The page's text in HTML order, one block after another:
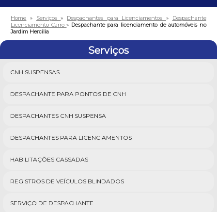
Home » Serviços» Despachantes para Licenciamentos » Despachante
Licenciamento Carro» Despachante para licenciamento de automóveis no
Jardim Hercilia
Serviços
CNH SUSPENSAS
DESPACHANTE PARA PONTOS DE CNH
DESPACHANTES CNH SUSPENSA
DESPACHANTES PARA LICENCIAMENTOS
HABILITAÇÕES CASSADAS
REGISTROS DE VEÍCULOS BLINDADOS
SERVIÇO DE DESPACHANTE